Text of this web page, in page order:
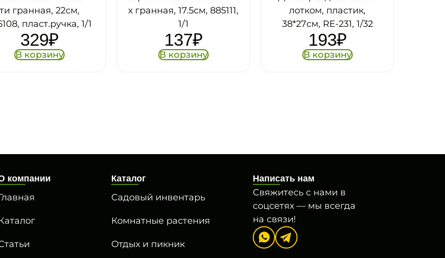
х гранная, 17.5см, 885111,
1/1
лотком, пластик,
гибкая, набор 2шт,
325*370мм,270*215мм,
компании Каталог
Садовый инвентарь
Комнатные растения
Отдых и пикник
Написать нам
Свяжитесь с нами в
соцсетях — мы всегда
на связи!